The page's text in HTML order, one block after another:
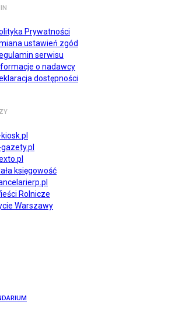
Prywatności
ustawień zgód
serwisu
o nadawcy
dostępności
kiosk.pl
gazety.pl
księgowość
Rolnicze
Warszawy